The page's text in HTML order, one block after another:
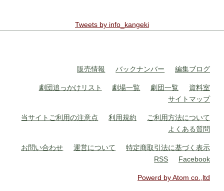
Tweets by info_kangeki
販売情報 バックナンバー 編集ブログ
劇団追っかけリスト 劇場一覧 劇団一覧
資料室
サイトマップ
当サイトご利用の注意点 利用規約
ご利用方法について
よくある質問
お問い合わせ 運営について
特定商取引法に基づく表示
RSS
Facebook
Powerd by Atom co.,ltd